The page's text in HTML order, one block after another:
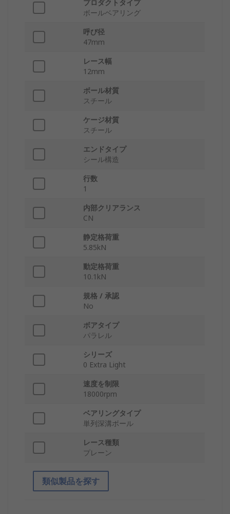
プロダクトタイプ
ボールベアリング
呼び径
47mm
レース幅
12mm
ボール材質
スチール
ケージ材質
スチール
エンドタイプ
シール構造
行数
1
内部クリアランス
CN
静定格荷重
5.85kN
動定格荷重
10.1kN
規格 / 承認
No
ボアタイプ
パラレル
シリーズ
0 Extra Light
速度を制限
18000rpm
ベアリングタイプ
単列深溝ボール
レース種類
プレーン
類似製品を探す